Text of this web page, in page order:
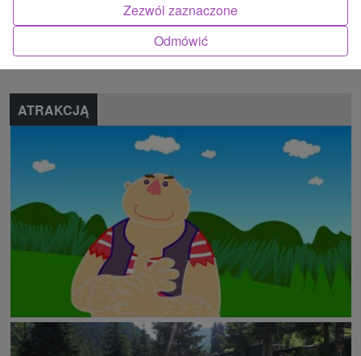
Znalazłeś błąd lub chcesz polecić nam nową atrakcję
Zgłoś błąd
ATRAKCJĄ
Odmówić
Zezwól zaznaczone